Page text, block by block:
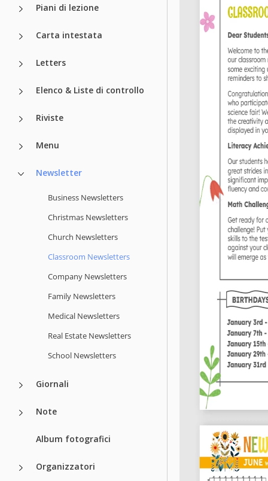
Piani di lezione
Carta intestata
Letters
Elenco & Liste di controllo
Riviste
Menu
Newsletter
Business Newsletters
Christmas Newsletters
Church Newsletters
Classroom Newsletters
Company Newsletters
Family Newsletters
Medical Newsletters
Real Estate Newsletters
School Newsletters
Giornali
Note
Album fotografici
Organizzatori